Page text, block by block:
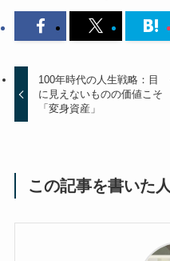
100年時代の人生戦略：目
に見えないものの価値こそ
「変身資産」
この記事を書いた人